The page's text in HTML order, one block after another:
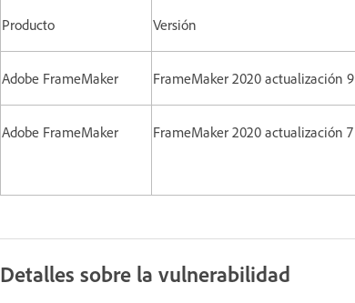
Producto Versión
Adobe FrameMaker FrameMaker 2020 actualización 9
Adobe FrameMaker FrameMaker 2020 actualización 7
Detalles sobre la vulnerabilidad